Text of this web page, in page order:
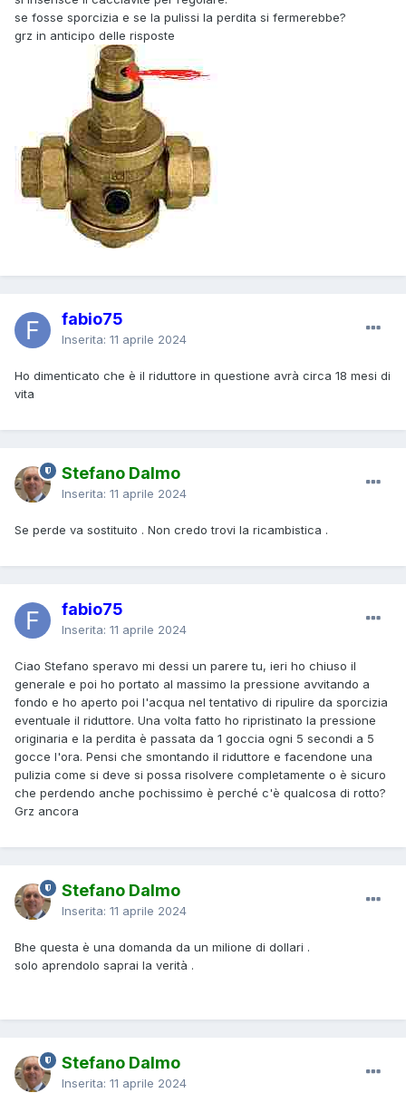
se fosse sporcizia e se la pulissi la perdita si fermerebbe?
grz in anticipo delle risposte
fabio75
Inserita: 11 aprile 2024
Ho dimenticato che è il riduttore in questione avrà circa 18 mesi di
vita
Stefano Dalmo
Inserita: 11 aprile 2024
Se perde va sostituito . Non credo trovi la ricambistica .
fabio75
Inserita: 11 aprile 2024
Ciao Stefano speravo mi dessi un parere tu, ieri ho chiuso il
generale e poi ho portato al massimo la pressione avvitando a
fondo e ho aperto poi l'acqua nel tentativo di ripulire da sporcizia
eventuale il riduttore. Una volta fatto ho ripristinato la pressione
originaria e la perdita è passata da 1 goccia ogni 5 secondi a 5
gocce l'ora. Pensi che smontando il riduttore e facendone una
pulizia come si deve si possa risolvere completamente o è sicuro
che perdendo anche pochissimo è perché c'è qualcosa di rotto?
Grz ancora
Stefano Dalmo
Inserita: 11 aprile 2024
Bhe questa è una domanda da un milione di dollari .
solo aprendolo saprai la verità .
Stefano Dalmo
Inserita: 11 aprile 2024